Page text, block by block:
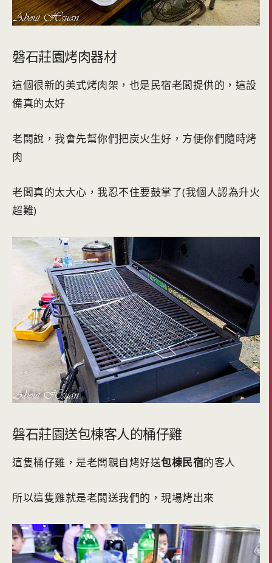
磐石莊園烤肉器材
這個很新的美式烤肉架，也是民宿老闆提供的，這設
備真的太好
老闆說，我會先幫你們把炭火生好，方便你們隨時烤
肉
老闆真的太大心，我忍不住要鼓掌了(我個人認為升火
超難)
磐石莊園送包棟客人的桶仔雞
這隻桶仔雞，是老闆親自烤好送包棟民宿的客人
所以這隻雞就是老闆送我們的，現場烤出來